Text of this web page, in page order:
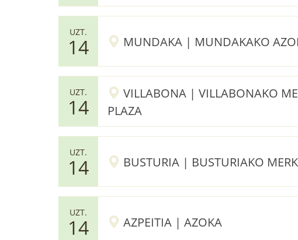
UZT.
14 MUNDAKA | MUNDAKAKO
UZT.
14
VILLABONA | VILLABONAKO
PLAZA
UZT.
14 BUSTURIA | BUSTURIAKO
UZT.
14 AZPEITIA | AZOKA